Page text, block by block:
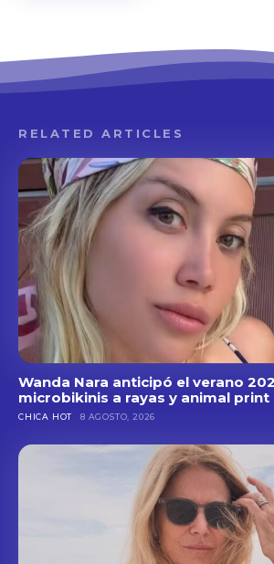
RELATED ARTICLES
Wanda Nara anticipó el verano
microbikinis a rayas y animal print
CHICA HOT 8 AGOSTO, 2026